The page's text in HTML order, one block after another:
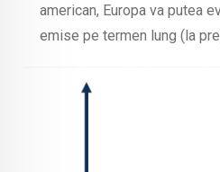
american, Europa va putea
emise pe termen lung (la